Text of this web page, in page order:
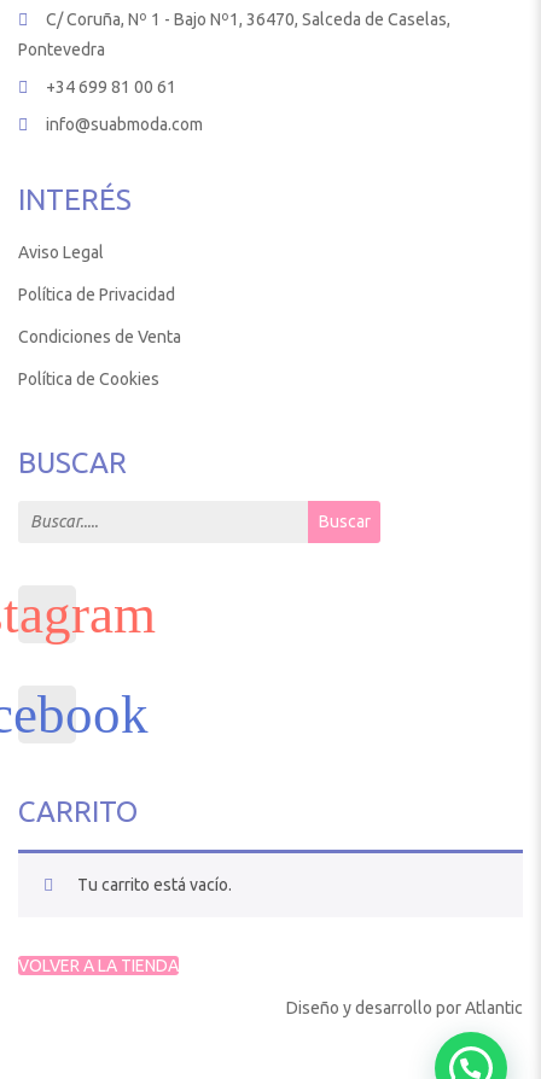
C/ Coruña, Nº 1 - Bajo Nº1, 36470, Salceda de Caselas,
Pontevedra
+34 699 81 00 61
info@suabmoda.com
INTERÉS
Aviso Legal
Política de Privacidad
Condiciones de Venta
Política de Cookies
BUSCAR
Search for: Buscar
CARRITO
Tu carrito está vacío.
VOLVER A LA TIENDA
Diseño y desarrollo porAtlantic